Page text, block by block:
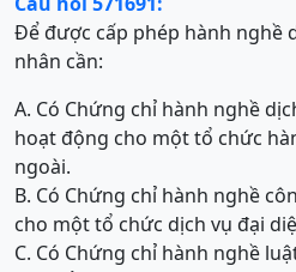
Để được cấp phép hành nghề
nhân cần:
A. Có Chứng chỉ hành nghề
hoạt động cho một tổ chức
ngoài.
B. Có Chứng chỉ hành nghề
cho một tổ chức dịch vụ đại
C. Có Chứng chỉ hành nghề